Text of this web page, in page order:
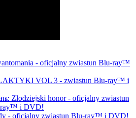
- oficjalny zwiastun Blu-ray™
VOL 3 - zwiastun Blu-ray™ i
Złodziejski honor - oficjalny zwiastun
i DVD!
- oficjalny zwiastun Blu-ray™ i DVD!
»